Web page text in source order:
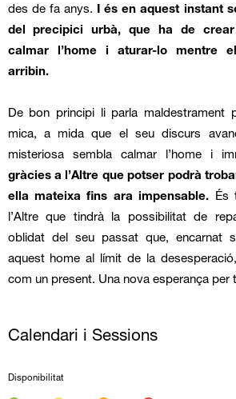
des de fa anys.
I és en aquest instant
del precipici urbà, que ha de
calmar l’home i aturar-lo mentre
arribin.
De bon principi li parla maldestrament
mica, a mida que el seu discurs
misteriosa sembla calmar l’home i
gràcies a l’Altre que potser podrà
ella mateixa fins ara impensable. És
l’Altre que tindrà la possibilitat de
oblidat del seu passat que, encarnat
aquest home al límit de la
com un present. Una nova esperança per
Calendari i Sessions
Disponibilitat